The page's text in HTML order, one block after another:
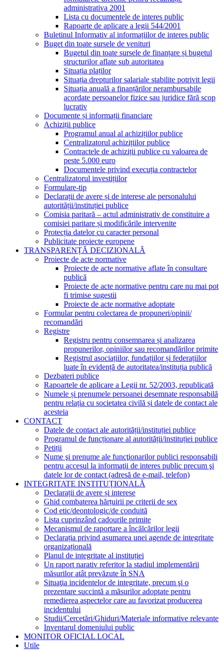
administrativa 2001
Lista cu documentele de interes public
Rapoarte de aplicare a legii 544/2001
Buletinul Informativ al informațiilor de interes public
Buget din toate sursele de venituri
Bugetul din toate sursele de finanțare și bugetul
structurilor aflate sub autoritatea
Situația plaților
Situația drepturilor salariale stabilite potrivit legii
Situația anuală a finanțărilor nerambursabile
acordate persoanelor fizice sau juridice fără scop
lucrativ
Documente și informații financiare
Achiziții publice
Programul anual al achizițiilor publice
Centralizatorul achizițiilor publice
Contractele de achiziții publice cu valoarea de
peste 5.000 euro
Documentele privind execuția contractelor
Centralizatorul investițiilor
Formulare-tip
Declarații de avere și de interese ale personalului
autorității/instituției publice
Comisia paritară – actul administrativ de constituire a
comisiei paritare și modificările intervenite
Protecția datelor cu caracter personal
Publicitate proiecte europene
TRANSPARENȚĂ DECIZIONALĂ
Proiecte de acte normative
Proiecte de acte normative aflate în consultare
publică
Proiecte de acte normative pentru care nu mai pot
fi trimise sugestii
Proiecte de acte normative adoptate
Formular pentru colectarea de propuneri/opinii/
recomandări
Registre
Registru pentru consemnarea și analizarea
propunerilor, opiniilor sau recomandărilor primite
Registrul asociațiilor, fundațiilor și federațiilor
luate în evidență de autoritatea/instituția publică
Dezbateri publice
Rapoartele de aplicare a Legii nr. 52/2003, republicată
Numele și prenumele persoanei desemnate responsabilă
pentru relația cu societatea civilă și datele de contact ale
acesteia
CONTACT
Datele de contact ale autorității/instituției publice
Programul de funcționare al autorității/instituției publice
Petiții
Nume şi prenume ale funcţionarilor publici responsabili
pentru accesul la informaţii de interes public precum şi
datele lor de contact (adresă de e-mail, telefon)
INTEGRITATE INSTITUȚIONALĂ
Declarații de avere și interese
Ghid combaterea hărțuirii pe criterii de sex
Cod etic/deontologic/de conduită
Lista cuprinzând cadourile primite
Mecanismul de raportare a încălcărilor legii
Declarația privind asumarea unei agende de integritate
organizațională
Planul de integritate al instituției
Un raport narativ referitor la stadiul implementării
măsurilor atât prevăzute în SNA
Situaţia incidentelor de integritate, precum şi o
prezentare succintă a măsurilor adoptate pentru
remedierea aspectelor care au favorizat producerea
incidentului
Studii/Cercetări/Ghiduri/Materiale informative relevante
Inventarul domeniului public
MONITOR OFICIAL LOCAL
Utile